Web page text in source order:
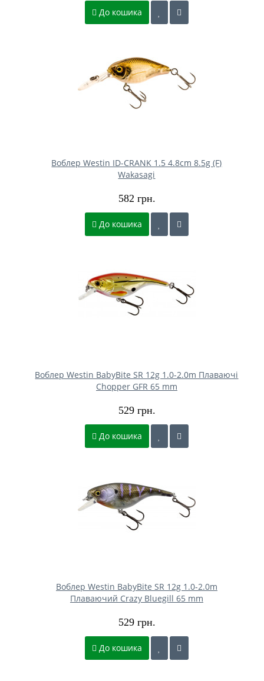
До кошика
Воблер Westin ID-CRANK 1.5 4.8cm 8.5g (F)
Wakasagi
582 грн.
До кошика
Воблер Westin BabyBite SR 12g 1.0-2.0m Плаваючі
Chopper GFR 65 mm
529 грн.
До кошика
Воблер Westin BabyBite SR 12g 1.0-2.0m
Плаваючий Crazy Bluegill 65 mm
529 грн.
До кошика